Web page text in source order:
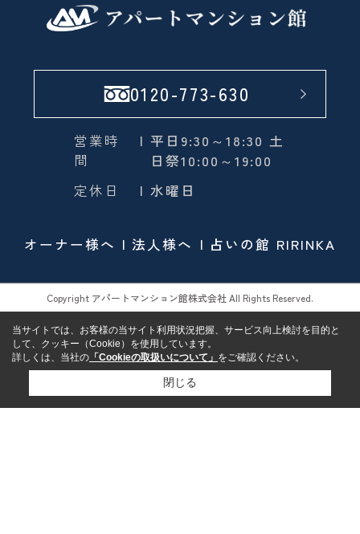
0120-773-630
営業時
間
| 平日9:30～18:30 土
日祭10:00～19:00
定休日
| 水曜日
オーナー様へ 法人様へ 占いの館 RIRINKA
Copyright アパートマンション館株式会社 All Rights Reserved.
当サイトでは、お客様の当サイト利用状況把握、サービス向上検討を目的と
して、クッキー（Cookie）を使用しています。
詳しくは、当社の 「Cookieの取扱いについて」 をご確認ください。
閉じる